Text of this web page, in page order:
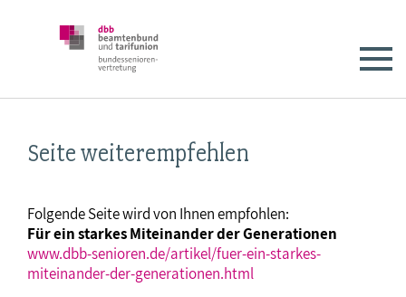
Seite weiterempfehlen
Folgende Seite wird von Ihnen empfohlen:
Für ein starkes Miteinander der Generationen
www.dbb-senioren.de/artikel/fuer-ein-starkes-
miteinander-der-generationen.html